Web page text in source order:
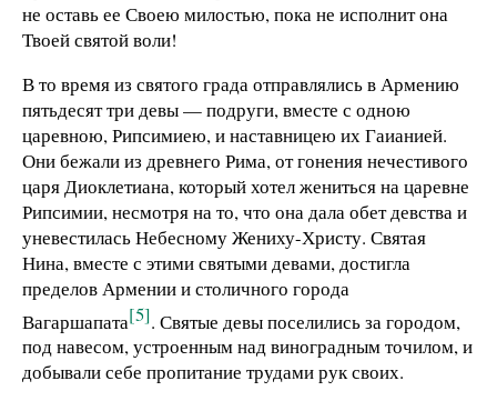
не оставь ее Своею милостью, пока не исполнит она
Твоей святой воли!
В то время из святого града отправлялись в Армению
пятьдесят три девы — подруги, вместе с одною
царевною, Рипсимиею, и наставницею их Гаианией.
Они бежали из древнего Рима, от гонения нечестивого
царя Диоклетиана, который хотел жениться на царевне
Рипсимии, несмотря на то, что она дала обет девства и
уневестилась Небесному Жениху-Христу. Святая
Нина, вместе с этими святыми девами, достигла
пределов Армении и столичного города
Вагаршапата[5]. Святые девы поселились за городом,
под навесом, устроенным над виноградным точилом, и
добывали себе пропитание трудами рук своих.